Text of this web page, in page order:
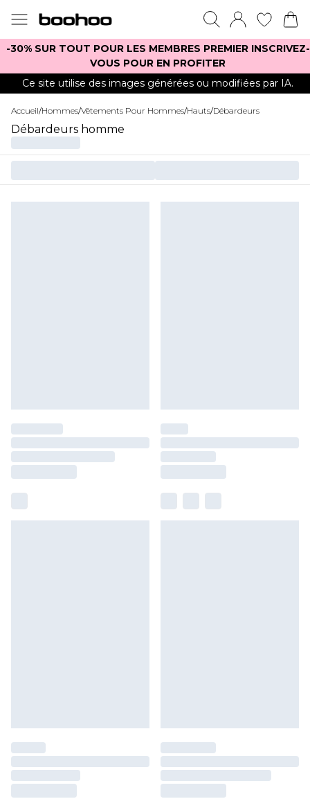
-30% SUR TOUT POUR LES MEMBRES PREMIER INSCRIVEZ-
VOUS POUR EN PROFITER
Ce site utilise des images générées ou modifiées par IA.
Accueil/Hommes/Vêtements Pour Hommes/Hauts/Débardeurs
Débardeurs homme